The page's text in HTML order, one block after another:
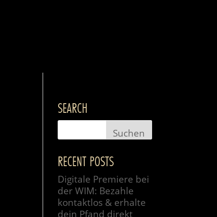
SEARCH
RECENT POSTS
Digitale Premiere bei
der WIM: Bezahle
kontaktlos & erhalte
dein Pfand direkt